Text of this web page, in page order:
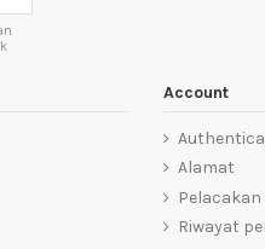
Account
Alamat
Riwayat